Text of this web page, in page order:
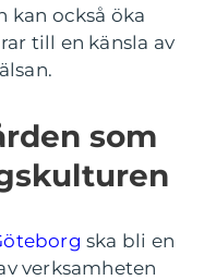
också öka
till en känsla av
som
ska bli en
verksamheten